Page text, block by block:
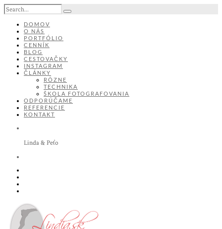
DOMOV
O NÁS
PORTFÓLIO
CENNÍK
BLOG
CESTOVAČKY
INSTAGRAM
ČLÁNKY
RÔZNE
TECHNIKA
ŠKOLA FOTOGRAFOVANIA
ODPORÚČAME
REFERENCIE
KONTAKT
Linda & Peťo